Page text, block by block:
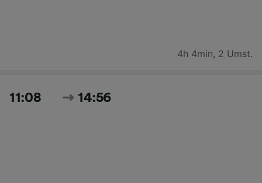
4h 4min, 2 Umst.
11:08 14:56